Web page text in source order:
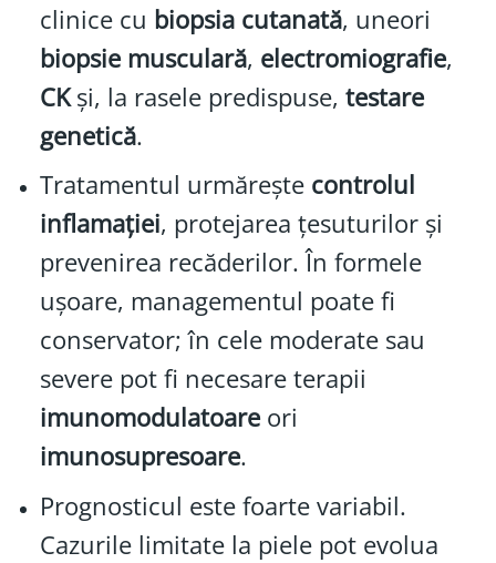
clinice cu biopsia cutanată, uneori
biopsie musculară, electromiografie,
CKși, la rasele predispuse, testare
genetică.
Tratamentul urmărește controlul
inflamației, protejarea țesuturilor și
prevenirea recăderilor. În formele
ușoare, managementul poate fi
conservator; în cele moderate sau
severe pot fi necesare terapii
imunomodulatoareori
imunosupresoare.
Prognosticul este foarte variabil.
Cazurile limitate la piele pot evolua